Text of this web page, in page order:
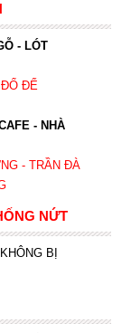
- LÓT
ĐỂ
- NHÀ
- TRẦN ĐÀ
NỨT
BỊ